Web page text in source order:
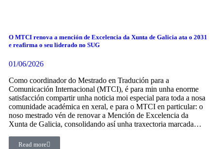
O MTCI renova a mención de Excelencia da Xunta de Galicia ata o 2031
e reafirma o seu liderado no SUG
01/06/2026
Como coordinador do Mestrado en Tradución para a
Comunicación Internacional (MTCI), é para min unha enorme
satisfacción compartir unha noticia moi especial para toda a nosa
comunidade académica en xeral, e para o MTCI en particular: o
noso mestrado vén de renovar a Mención de Excelencia da
Xunta de Galicia, consolidando así unha traxectoria marcada…
Read more